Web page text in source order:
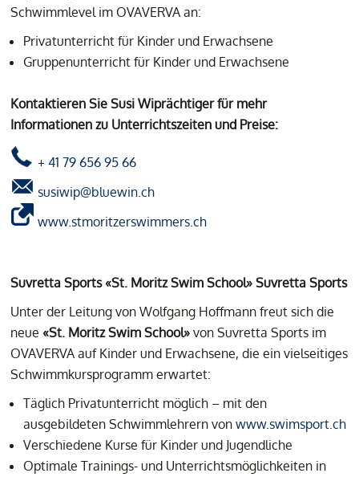
Schwimmlevel im OVAVERVA an:
Privatunterricht für Kinder und Erwachsene
Gruppenunterricht für Kinder und Erwachsene
Kontaktieren Sie Susi Wiprächtiger für mehr
Informationen zu Unterrichtszeiten und Preise:
+ 41 79 656 95 66
susiwip@bluewin.ch
www.stmoritzerswimmers.ch
Suvretta Sports«St. Moritz Swim School» Suvretta Sports
Unter der Leitung von Wolfgang Hoffmann freut sich die
neue«St. Moritz Swim School» von Suvretta Sports im
OVAVERVA auf Kinder und Erwachsene, die ein vielseitiges
Schwimmkursprogramm erwartet:
Täglich Privatunterricht möglich – mit den
ausgebildeten Schwimmlehrern vonwww.swimsport.ch
Verschiedene Kurse für Kinder und Jugendliche
Optimale Trainings- und Unterrichtsmöglichkeiten in